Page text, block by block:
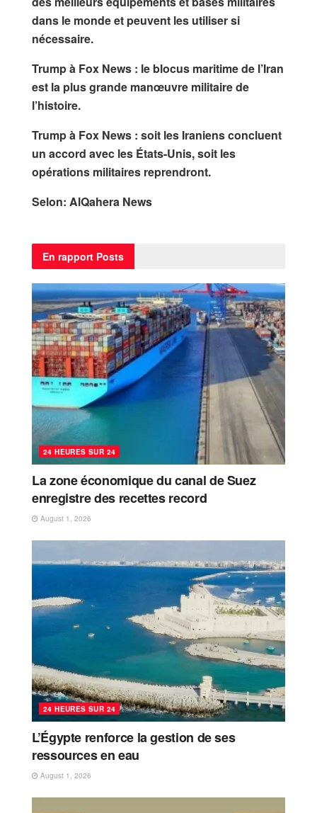
dans le monde et peuvent les utiliser si
nécessaire.
Trump à Fox News : le blocus maritime de l’Iran
est la plus grande manœuvre militaire de
l’histoire.
Trump à Fox News : soit les Iraniens concluent
un accord avec les États-Unis, soit les
opérations militaires reprendront.
Selon: AlQahera News
En rapport Posts
24 HEURES SUR 24
La zone économique du canal de Suez
enregistre des recettes record
August 1, 2026
24 HEURES SUR 24
L’Égypte renforce la gestion de ses
ressources en eau
August 1, 2026